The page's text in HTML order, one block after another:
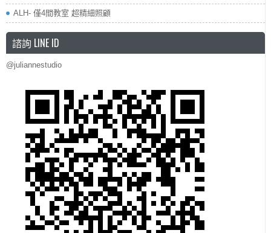
ALH- 僅4間教室 超精細照顧
諮詢 LINE ID
@juliannestudio